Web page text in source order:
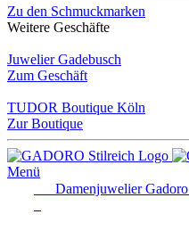
Zu den Schmuckmarken
Weitere Geschäfte
Juwelier Gadebusch
Zum Geschäft
TUDOR Boutique Köln
Zur Boutique
Menü
Damenjuwelier Gadoro